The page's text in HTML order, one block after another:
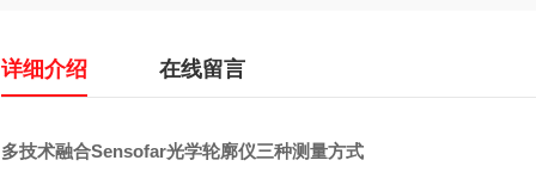
详细介绍 在线留言
多技术融合Sensofar光学轮廓仪三种测量方式